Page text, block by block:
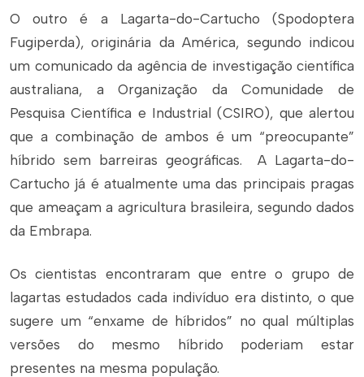
O outro é a Lagarta-do-Cartucho (Spodoptera
Fugiperda), originária da América, segundo indicou
um comunicado da agência de investigação científica
australiana, a Organização da Comunidade de
Pesquisa Científica e Industrial (CSIRO), que alertou
que a combinação de ambos é um “preocupante”
híbrido sem barreiras geográficas. A Lagarta-do-
Cartucho já é atualmente uma das principais pragas
que ameaçam a agricultura brasileira, segundo dados
da Embrapa.
Os cientistas encontraram que entre o grupo de
lagartas estudados cada indivíduo era distinto, o que
sugere um “enxame de híbridos” no qual múltiplas
versões do mesmo híbrido poderiam estar
presentes na mesma população.